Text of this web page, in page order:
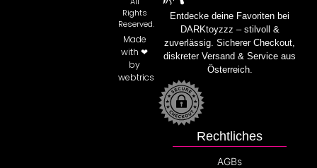
Entdecke deine Favoriten bei
DARKtoyzzz – stilvoll &
zuverlässig. Sicherer Checkout,
diskreter Versand & Service aus
Österreich.
Rechtliches
AGBs
Rights
Reserved.
Made
with ❤
by
webtrics